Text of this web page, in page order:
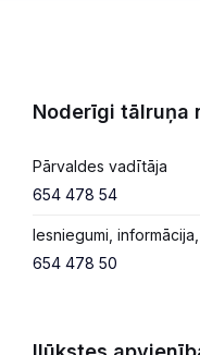
Noderīgi tālruņa
Pārvaldes vadītāja
654 478 54
Iesniegumi,
654 478 50